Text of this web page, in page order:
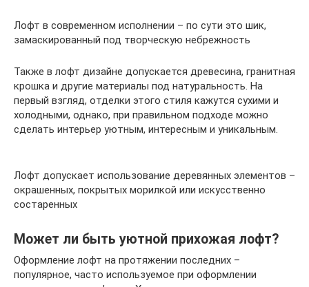
Лофт в современном исполнении – по сути это шик,
замаскированный под творческую небрежность
Также в лофт дизайне допускается древесина, гранитная
крошка и другие материалы под натуральность. На
первый взгляд, отделки этого стиля кажутся сухими и
холодными, однако, при правильном подходе можно
сделать интерьер уютным, интересным и уникальным.
Лофт допускает использование деревянных элементов –
окрашенных, покрытых морилкой или искусственно
состаренных
Может ли быть уютной прихожая лофт?
Оформление лофт на протяжении последних –
популярное, часто используемое при оформлении